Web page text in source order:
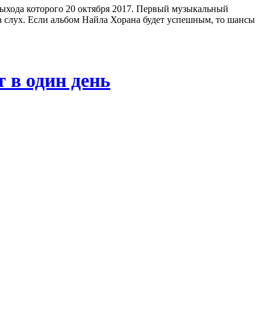
которого 20 октября 2017. Первый музыкальный
слух. Если альбом Найла Хорана будет успешным, то шансы
один день